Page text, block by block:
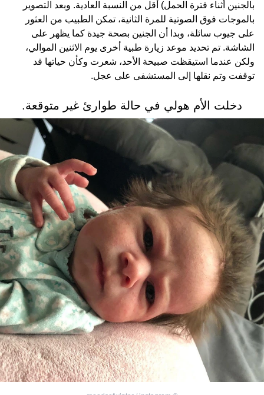
بالجنين أثناء فترة الحمل) أقل من النسبة العادية. وبعد التصوير
بالموجات فوق الصوتية للمرة الثانية، تمكن الطبيب من العثور
على جيوب سائلة، وبدا أن الجنين بصحة جيدة كما يظهر على
الشاشة. تم تحديد موعد زيارة طبية أخرى يوم الاثنين الموالي،
ولكن عندما استيقظت صبيحة الأحد، شعرت وكأن حياتها قد
توقفت وتم نقلها إلى المستشفى على عجل.
دخلت الأم هولي في حالة طوارئ غير متوقعة.